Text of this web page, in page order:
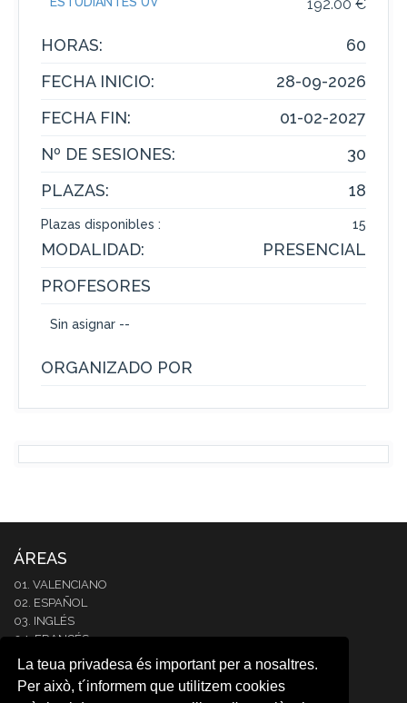
La teua privadesa és important per a nosaltres.
Per això, t´informem que utilitzem cookies
192.00 €
HORAS:
60
FECHA INICIO:
28-09-2026
FECHA FIN:
01-02-2027
Nº DE SESIONES:
30
PLAZAS:
18
Plazas disponibles : 15
MODALIDAD:
PRESENCIAL
PROFESORES
Sin asignar --
ORGANIZADO POR
ÁREAS
01. VALENCIANO
02. ESPAÑOL
03. INGLÉS
04. FRANCÉS
05. ITALIANO
06. ALEMÁN
07. PORTUGUÉS